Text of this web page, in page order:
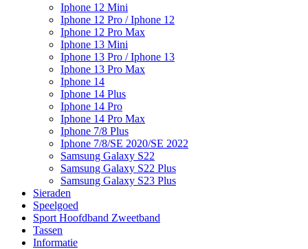
Iphone 12 Mini
Iphone 12 Pro / Iphone 12
Iphone 12 Pro Max
Iphone 13 Mini
Iphone 13 Pro / Iphone 13
Iphone 13 Pro Max
Iphone 14
Iphone 14 Plus
Iphone 14 Pro
Iphone 14 Pro Max
Iphone 7/8 Plus
Iphone 7/8/SE 2020/SE 2022
Samsung Galaxy S22
Samsung Galaxy S22 Plus
Samsung Galaxy S23 Plus
Sieraden
Speelgoed
Sport Hoofdband Zweetband
Tassen
Informatie